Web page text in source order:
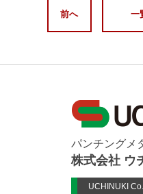
前へ 一
パンチングメ
株式会社 ウ
UCHINUKI